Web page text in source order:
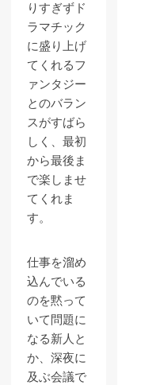
りすぎずド
ラマチック
に盛り上げ
てくれるフ
ァンタジー
とのバラン
スがすばら
しく、最初
から最後ま
で楽しませ
てくれま
す。
仕事を溜め
込んでいる
のを黙って
いて問題に
なる新人と
か、深夜に
及ぶ会議で